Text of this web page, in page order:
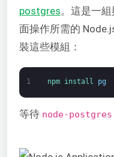
postgres。這是一
面操作所需的
裝這些模組：
1 npm install pg
等待 node-postgres